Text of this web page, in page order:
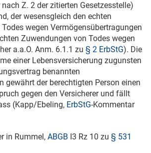
Z. 2 der zitierten Gesetzesstelle)
der wesensgleich den echten
wegen Vermögensübertragungen
Zuwendungen von Todes wegen
a.a.O. Anm. 6.1.1 zu § 2 ErbStG). Die
einer Lebensversicherung zugunsten
benannten
gewährt der berechtigten Person einen
gegen den Versicherer und fällt
(Kapp/Ebeling, ErbStG-Kommentar
in Rummel, ABGB I3 Rz 10 zu § 531